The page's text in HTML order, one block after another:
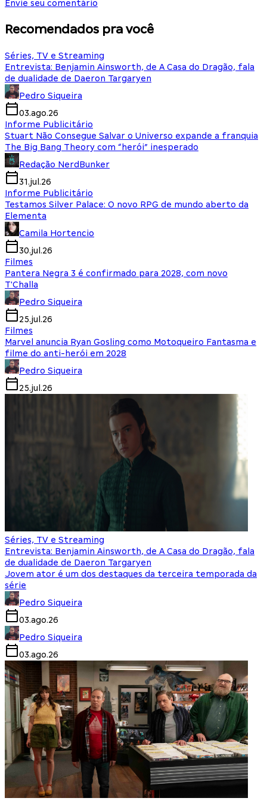
Envie seu comentário
Recomendados pra você
Séries, TV e Streaming
Entrevista: Benjamin Ainsworth, de A Casa do Dragão, fala
de dualidade de Daeron Targaryen
Pedro Siqueira
03.ago.26
Informe Publicitário
Stuart Não Consegue Salvar o Universo expande a franquia
The Big Bang Theory com “herói” inesperado
Redação NerdBunker
31.jul.26
Informe Publicitário
Testamos Silver Palace: O novo RPG de mundo aberto da
Elementa
Camila Hortencio
30.jul.26
Filmes
Pantera Negra 3 é confirmado para 2028, com novo
T'Challa
Pedro Siqueira
25.jul.26
Filmes
Marvel anuncia Ryan Gosling como Motoqueiro Fantasma e
filme do anti-herói em 2028
Pedro Siqueira
25.jul.26
Séries, TV e Streaming
Entrevista: Benjamin Ainsworth, de A Casa do Dragão, fala
de dualidade de Daeron Targaryen
Jovem ator é um dos destaques da terceira temporada da
série
Pedro Siqueira
03.ago.26
Pedro Siqueira
03.ago.26